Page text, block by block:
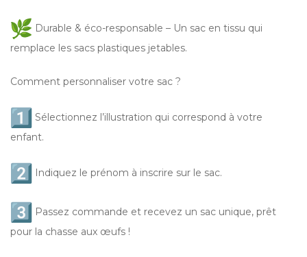
Durable & éco-responsable – Un sac en tissu qui
remplace les sacs plastiques jetables.
Comment personnaliser votre sac ?
Sélectionnez l’illustration qui correspond à votre
enfant.
Indiquez le prénom à inscrire sur le sac.
Passez commande et recevez un sac unique, prêt
pour la chasse aux œufs !